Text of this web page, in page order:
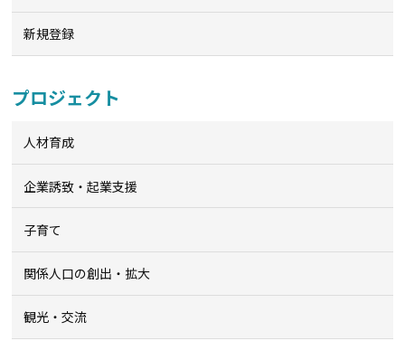
新規登録
プロジェクト
人材育成
企業誘致・起業支援
子育て
関係人口の創出・拡大
観光・交流